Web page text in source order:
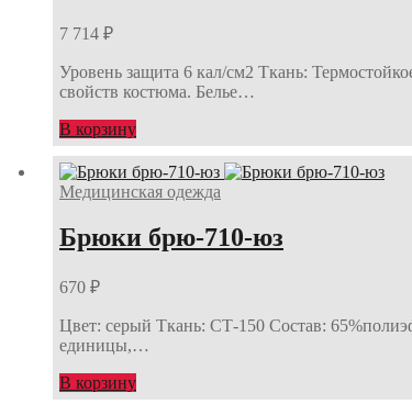
7 714 ₽
Уровень защита 6 кал/см2 Ткань:
свойств костюма. Белье…
В корзину
Медицинская одежда
Брюки брю-710-юз
670 ₽
Цвет: серый Ткань: СТ-150 Состав:
единицы,…
В корзину